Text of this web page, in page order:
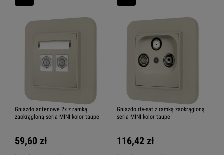
Gniazdo antenowe 2x z ramką
zaokrągloną seria MINI kolor taupe
59,60 zł
Gniazdo rtv-sat z ramką zaokrągloną
seria MINI kolor taupe
116,42 zł